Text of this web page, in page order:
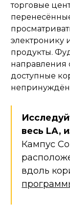
торговые
электронику
продукты.
направления
доступные
весь LA,
Кампус
вдоль